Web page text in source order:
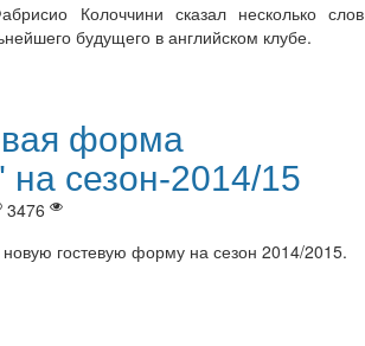
Колоччини сказал несколько слов
будущего в английском клубе.
форма
на сезон-2014/15
3476
гостевую форму на сезон 2014/2015.